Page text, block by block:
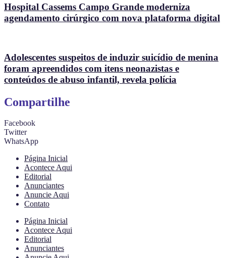
Hospital Cassems Campo Grande moderniza
agendamento cirúrgico com nova plataforma digital
Adolescentes suspeitos de induzir suicídio de menina
foram apreendidos com itens neonazistas e
conteúdos de abuso infantil, revela polícia
Compartilhe
Facebook
Twitter
WhatsApp
Página Inicial
Acontece Aqui
Editorial
Anunciantes
Anuncie Aqui
Contato
Página Inicial
Acontece Aqui
Editorial
Anunciantes